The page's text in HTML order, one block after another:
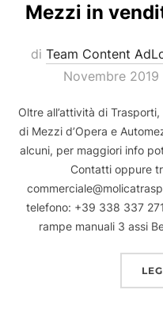
Mezzi in
di Team Content
Novembre 2019
Oltre all’attività di
di Mezzi d’Opera e
alcuni, per maggiori info
Contatti oppure
telefono: +39 338 337
rampe manuali 3 assi